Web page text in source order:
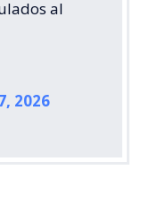
al
2026